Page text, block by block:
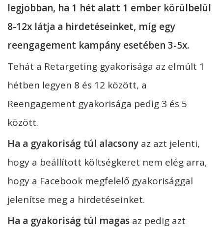
legjobban, ha 1 hét alatt 1 ember körülbelül
8-12x látja a hirdetéseinket, míg egy
reengagement kampány esetében 3-5x.
Tehát a Retargeting gyakorisága az elmúlt 1
hétben legyen 8 és 12 között, a
Reengagement gyakorisága pedig 3 és 5
között.
Ha a gyakoriság túl alacsony az azt jelenti,
hogy a beállított költségkeret nem elég arra,
hogy a Facebook megfelelő gyakorisággal
jelenítse meg a hirdetéseinket.
Ha a gyakoriság túl magas az pedig azt